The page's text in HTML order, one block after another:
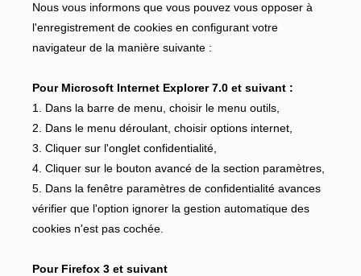
Nous vous informons que vous pouvez vous opposer à
l'enregistrement de cookies en configurant votre
navigateur de la manière suivante :
Pour Microsoft Internet Explorer 7.0 et suivant :
1. Dans la barre de menu, choisir le menu outils,
2. Dans le menu déroulant, choisir options internet,
3. Cliquer sur l'onglet confidentialité,
4. Cliquer sur le bouton avancé de la section paramètres,
5. Dans la fenêtre paramètres de confidentialité avances
vérifier que l'option ignorer la gestion automatique des
cookies n'est pas cochée.
Pour Firefox 3 et suivant